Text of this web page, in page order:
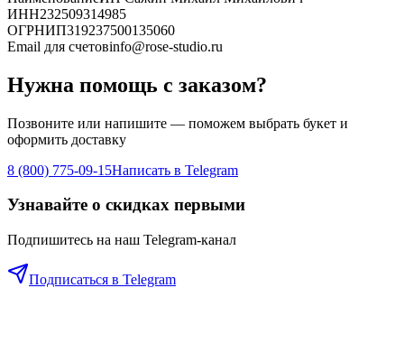
ИНН232509314985
ОГРНИП319237500135060
Email для счетовinfo@rose-studio.ru
Нужна помощь с заказом?
Позвоните или напишите — поможем выбрать букет и
оформить доставку
8 (800) 775-09-15Написать в Telegram
Узнавайте о скидках первыми
Подпишитесь на наш Telegram-канал
Подписаться в Telegram